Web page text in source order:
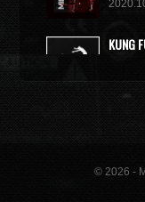
KUNG
© 2026 -